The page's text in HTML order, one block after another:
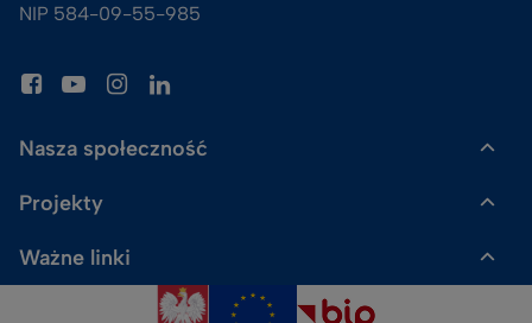
NIP 584-09-55-985
Nasza społeczność
Gazeta GUMed
Skalpel. Podcast GUMed
Sklep Dr Gadżet
Projekty
Uczelnia Badawcza
Ważne linki
Polityka prywatności